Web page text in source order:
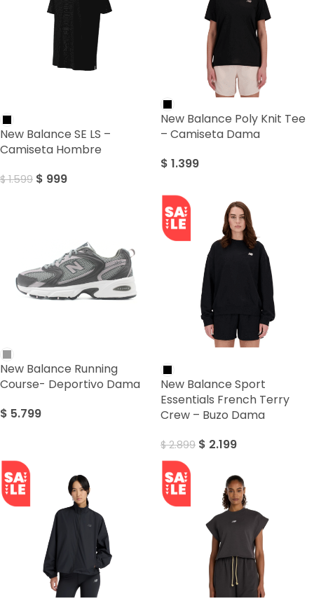
New Balance SE LS –
Camiseta Hombre
$1.599 $ 999
New Balance Poly Knit Tee
– Camiseta Dama
$ 1.399
New Balance Running
Course- Deportivo Dama
$ 5.799
New Balance Sport
Essentials French Terry
Crew – Buzo Dama
$2.899 $ 2.199